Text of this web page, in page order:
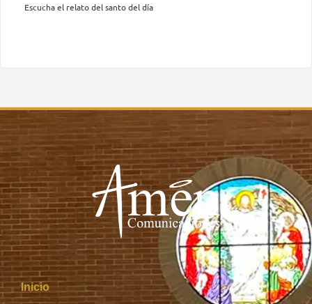
Escucha el relato del santo del día
Inicio